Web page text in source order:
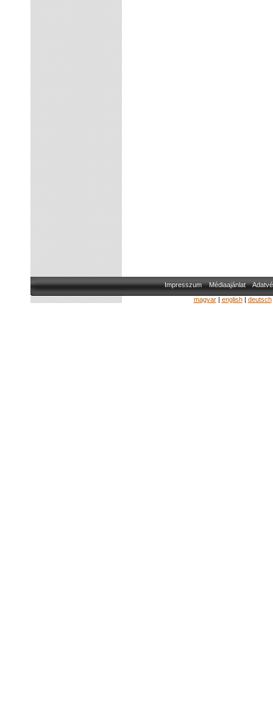
Impresszum Médiaajánlat
magyar| english| deutsch